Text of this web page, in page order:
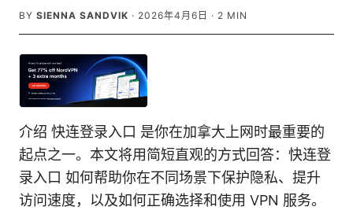
BY SIENNA SANDVIK · 2026年4月6日 · 2 MIN
介绍 快连登录入口 是你在加拿大上网时最重要的
起点之一。本文将用简短直观的方式回答：快连登
录入口 如何帮助你在不同场景下保护隐私、提升
访问速度，以及如何正确选择和使用 VPN 服务。